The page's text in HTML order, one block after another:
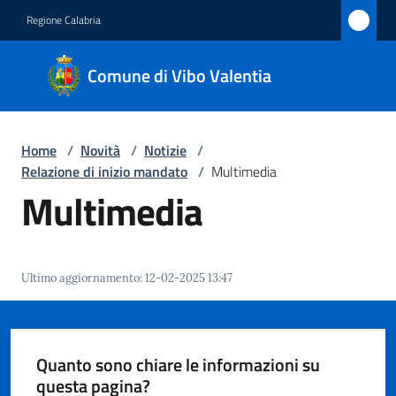
Regione Calabria
Comune di Vibo Valentia
Comune
di Vibo
Valentia
Servizi
Vivere
Vibo
Valentia
Home / Novità / Notizie /
Relazione di inizio mandato / Multimedia
Multimedia
Ultimo aggiornamento:12-02-2025 13:47
Quanto sono chiare le informazioni su
questa pagina?